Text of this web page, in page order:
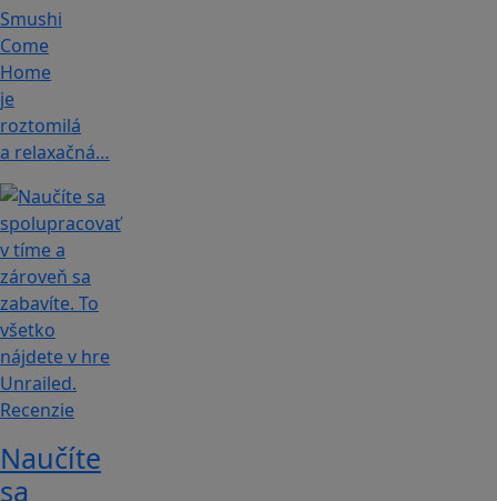
Smushi
Come
Home
je
roztomilá
a relaxačná…
Recenzie
Naučíte
sa